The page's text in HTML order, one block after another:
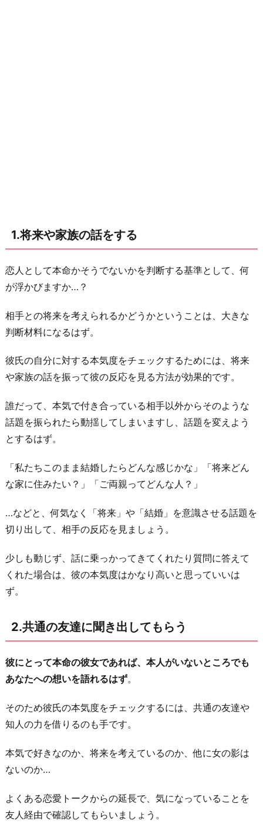
聞
き
出
し
も
ら
3.
帯
貸
し
と
言
て
み
る
4.
男
友
に
会
わ
せ
も
ら
5.
重
1.将来や家族の話をする
恋人として本命かそうでないかを判断する基準として、何
が浮かびますか…？
相手との将来を考えられるかどうかということは、大きな
判断材料になるはず。
彼氏の自分に対する本気度をチェックするためには、将来
や家族の話を振って彼の反応を見る方法が効果的です。
誰だって、本気で付き合っている相手以外からそのような
話題を振られたら動揺してしまいますし、話題を変えよう
とするはず。
「私たちこのまま結婚したらどんな感じかな」「将来どん
な家に住みたい？」「ご両親ってどんな人？」
…などと、何気なく「将来」や「結婚」を意識させる話題を
切り出して、相手の反応を見ましょう。
少しも動じず、話に乗っかってきてくれたり質問に答えて
くれた場合は、彼の本気度はかなり高いと思っていいは
ず。
2.共通の友達に聞き出してもらう
彼にとって本命の彼女であれば、本人がいないところでも
あなたへの想いを語れるはず。
そのため彼氏の本気度をチェックするには、共通の友達や
知人の力を借りるのも手です。
本気で好きなのか、将来を考えているのか、他に女の影は
ないのか…
よくある恋愛トークからの延長で、気になっていることを
友人経由で確認してもらいましょう。